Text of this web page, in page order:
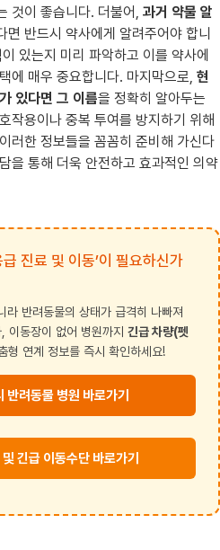
것이 좋습니다. 더불어, 과거 약물 알
면 반드시 약사에게 알려주어야 합니
있는지 미리 파악하고 이를 약사에
에 매우 중요합니다. 마지막으로, 현
있다면 그 이름을 정확히 알아두는
작용이나 중복 투여를 방지하기 위해
러한 정보들을 꼼꼼히 준비해 가신다
을 통해 더욱 안전하고 효과적인 의약
진료 및 이동’이 필요하신가
라 반려동물의 상태가 급격히 나빠져
이동장이 없어 병원까지 긴급 차량(펫
형 연계 정보를 즉시 확인하세요!
려동물 병원 바로가기
긴급 이동수단 바로가기